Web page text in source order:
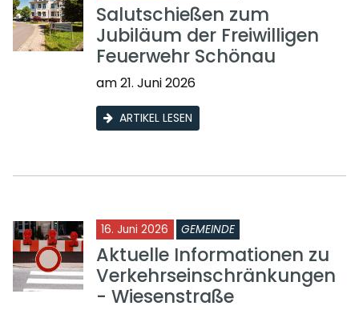
Salutschießen zum
Jubiläum der Freiwilligen
Feuerwehr Schönau
am 21. Juni 2026
ARTIKEL LESEN
16. Juni 2026 GEMEINDE
Aktuelle Informationen zu
Verkehrseinschränkungen
- Wiesenstraße